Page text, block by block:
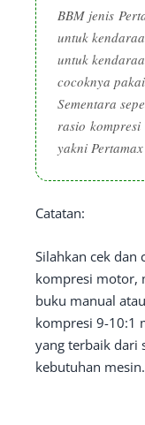
BBM jenis
untuk
untuk
cocoknya
Sementara
rasio
yakni
Catatan:
Silahkan cek dan
kompresi motor,
buku manual
kompresi 9-10:1
yang terbaik dari
kebutuhan mesin.